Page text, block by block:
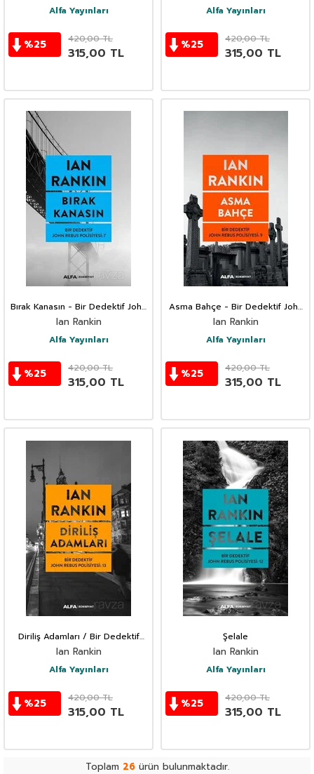
Alfa Yayınları
%25 420,00TL
315,00 TL
Alfa Yayınları
%25 420,00TL
315,00 TL
Bırak Kanasın - Bir Dedektif John
Rebus Polisiyesi 7
Ian Rankin
Alfa Yayınları
%25 420,00TL
315,00 TL
Asma Bahçe - Bir Dedektif John
Rebus Polisiyesi: 9
Ian Rankin
Alfa Yayınları
%25 420,00TL
315,00 TL
Diriliş Adamları / Bir Dedektif
John Rebus Polisiyesi 13
Ian Rankin
Alfa Yayınları
%25 420,00TL
315,00 TL
Şelale
Ian Rankin
Alfa Yayınları
%25 420,00TL
315,00 TL
Toplam 26ürün bulunmaktadır.